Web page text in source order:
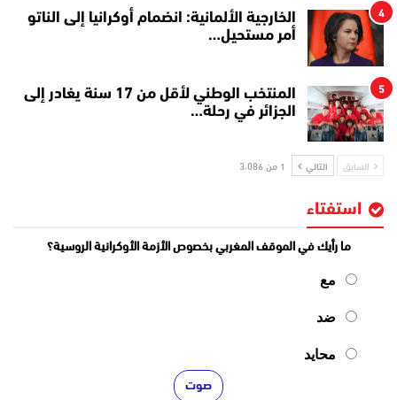
4
الخارجية الألمانية: انضمام أوكرانيا إلى الناتو
أمر مستحيل…
5
المنتخب الوطني لأقل من 17 سنة يغادر إلى
الجزائر في رحلة…
السابق التالي 1 من 3٬086
استفتاء
ما رأيك في الموقف المغربي بخصوص الأزمة الأوكرانية الروسية؟
مع
ضد
محايد